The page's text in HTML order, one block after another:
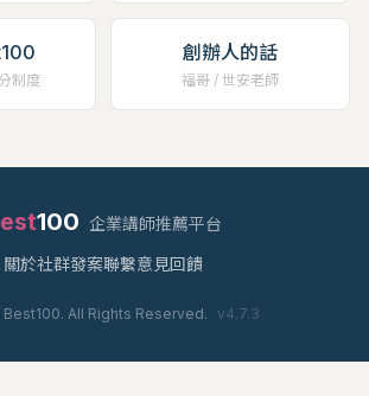
制度
創辦人的話
福哥 / 世安老師
100 企業講師推薦平台
關於社群發案聯繫意見回饋
Best100. All Rights Reserved. v4.7.3